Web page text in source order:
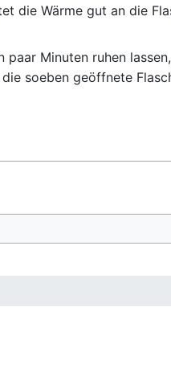
die Wärme gut an die
Minuten ruhen
soeben geöffnete